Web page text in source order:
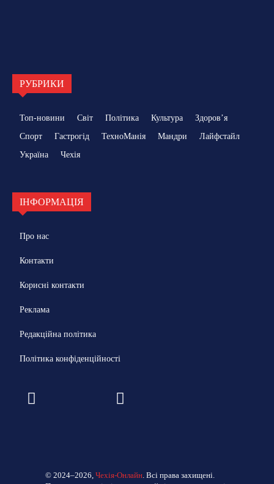
РУБРИКИ
Топ-новини Світ Політика Культура
Здоровʼя
Спорт
Гастрогід ТехноМанія Мандри
Лайфстайл
Україна
Чехія
ІНФОРМАЦІЯ
Про нас
Контакти
Корисні контакти
Реклама
Редакційна політика
Політика конфіденційності
© 2024–2026,Чехія-Онлайн. Всі права захищені.